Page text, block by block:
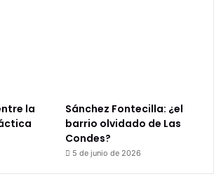
la
Sánchez Fontecilla: ¿el
barrio olvidado de Las
Condes?
5 de junio de 2026